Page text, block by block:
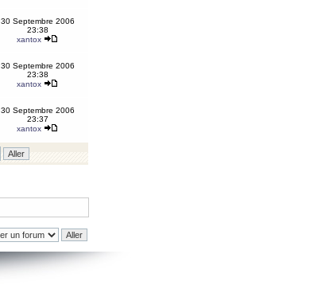
30 Septembre 2006
23:38
xantox
30 Septembre 2006
23:38
xantox
30 Septembre 2006
23:37
xantox